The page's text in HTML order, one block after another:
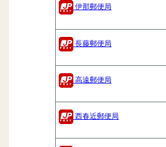
伊那郵便局
長藤郵便局
高遠郵便局
西春近郵便局